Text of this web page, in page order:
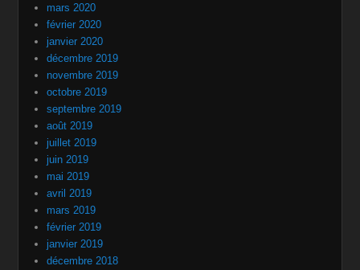
mars 2020
février 2020
janvier 2020
décembre 2019
novembre 2019
octobre 2019
septembre 2019
août 2019
juillet 2019
juin 2019
mai 2019
avril 2019
mars 2019
février 2019
janvier 2019
décembre 2018